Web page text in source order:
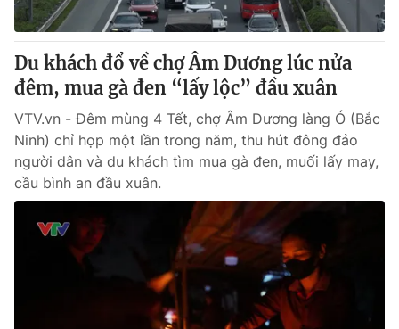
Du khách đổ về chợ Âm Dương lúc nửa
đêm, mua gà đen “lấy lộc” đầu xuân
VTV.vn - Đêm mùng 4 Tết, chợ Âm Dương làng Ó (Bắc
Ninh) chỉ họp một lần trong năm, thu hút đông đảo
người dân và du khách tìm mua gà đen, muối lấy may,
cầu bình an đầu xuân.